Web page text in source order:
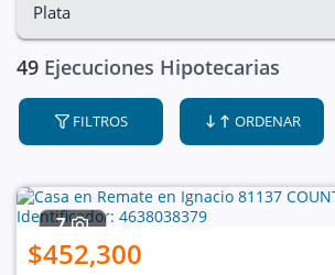
Plata
49 Ejecuciones Hipotecarias
FILTROS ORDENAR
7
$452,300